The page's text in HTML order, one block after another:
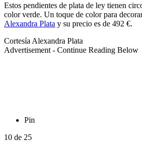
Estos pendientes de plata de ley tienen
color verde. Un toque de color para
Alexandra Plata y su precio es de 492 €.
Cortesía Alexandra Plata
Advertisement - Continue Reading Below
Pin
10 de 25